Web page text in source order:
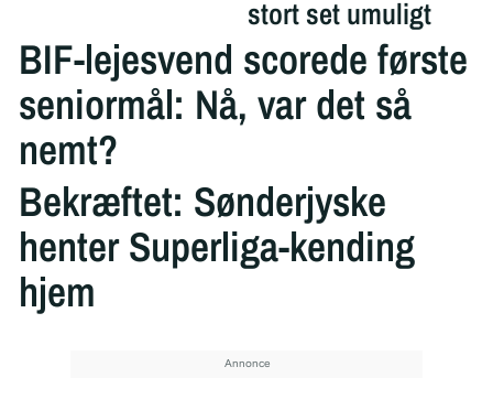
stort set umuligt
BIF-lejesvend scorede første
seniormål: Nå, var det så
nemt?
Bekræftet: Sønderjyske
henter Superliga-kending
hjem